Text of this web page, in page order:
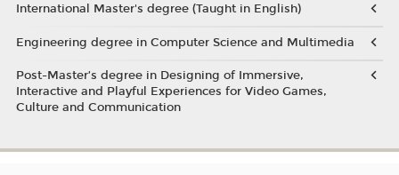
International Master's degree (Taught in English)
Engineering degree in Computer Science and Multimedia
Post-Master’s degree in Designing of Immersive,
Interactive and Playful Experiences for Video Games,
Culture and Communication